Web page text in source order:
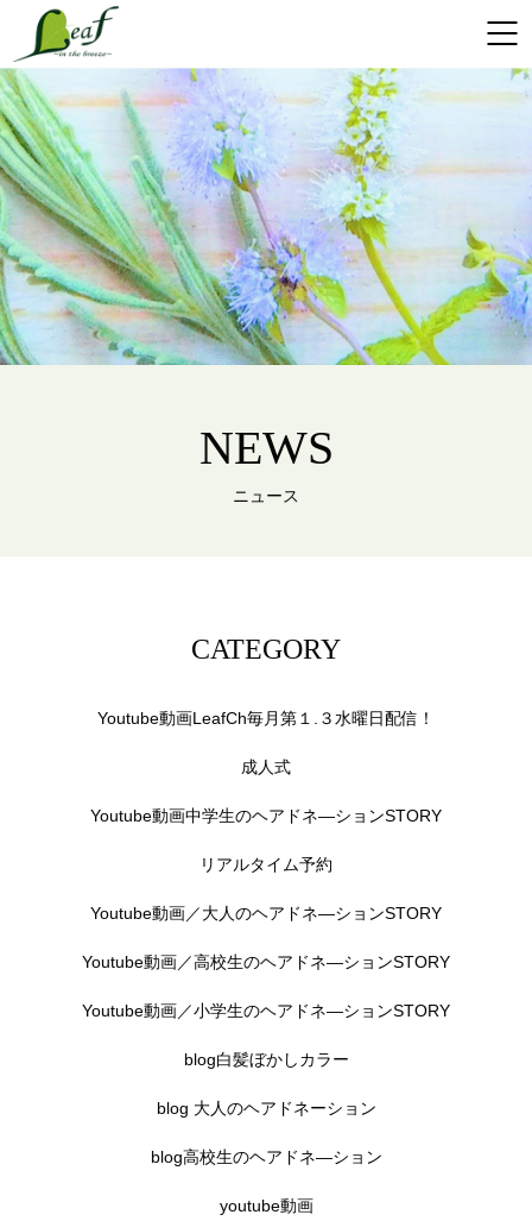
NEWS
ニュース
CATEGORY
Youtube動画LeafCh毎月第１.３水曜日配信！
成人式
Youtube動画中学生のヘアドネ―ションSTORY
リアルタイム予約
Youtube動画／大人のヘアドネ―ションSTORY
Youtube動画／高校生のヘアドネ―ションSTORY
Youtube動画／小学生のヘアドネ―ションSTORY
blog白髪ぼかしカラー
blog 大人のヘアドネーション
blog高校生のヘアドネ―ション
youtube動画